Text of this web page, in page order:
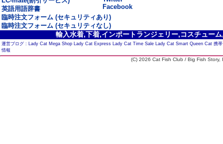
英語用語辞書
Facebook
臨時注文フォーム (セキュリティあり)
臨時注文フォーム (セキュリティなし)
輸入水着,下着,インポートランジェリー,コスチュー
運営ブログ : Lady Cat Mega Shop Lady Cat Express Lady Cat Time Sale Lady Cat Smart Queen Cat 携
情報
(C) 2026 Cat Fish Club / Big Fish Story,